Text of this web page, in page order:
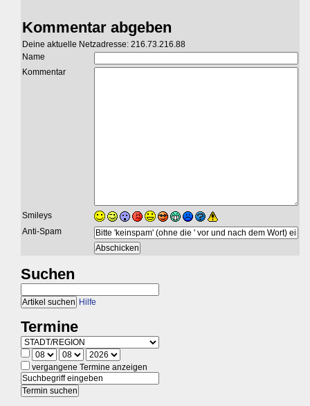
Kommentar abgeben
Deine aktuelle Netzadresse: 216.73.216.88
Name
Kommentar
Smileys
Anti-Spam
Suchen
Hilfe
Termine
vergangene Termine anzeigen